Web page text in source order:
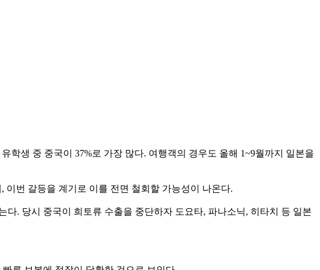
학생 중 중국이 37%로 가장 많다. 여행객의 경우도 올해 1~9월까지 일본을
번 갈등을 계기로 이를 전면 철회할 가능성이 나온다.
. 당시 중국이 희토류 수출을 중단하자 도요타, 파나소닉, 히타치 등 일본